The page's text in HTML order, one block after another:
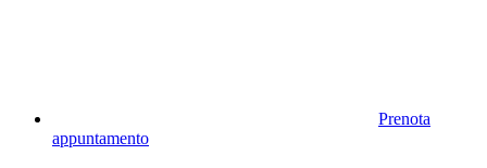
Prenota
appuntamento